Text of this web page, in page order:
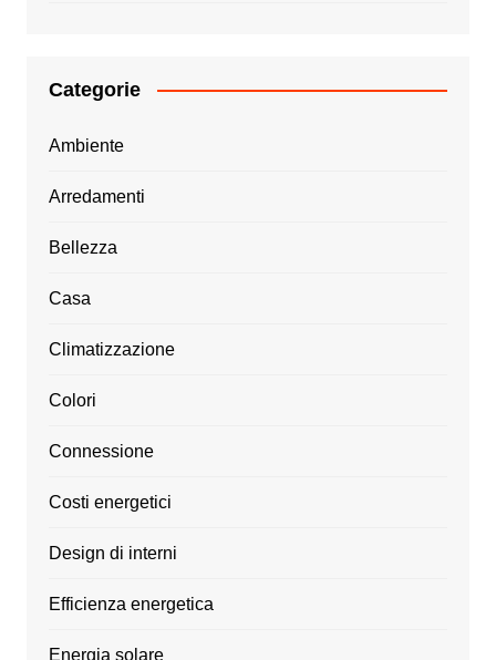
Categorie
Ambiente
Arredamenti
Bellezza
Casa
Climatizzazione
Colori
Connessione
Costi energetici
Design di interni
Efficienza energetica
Energia solare